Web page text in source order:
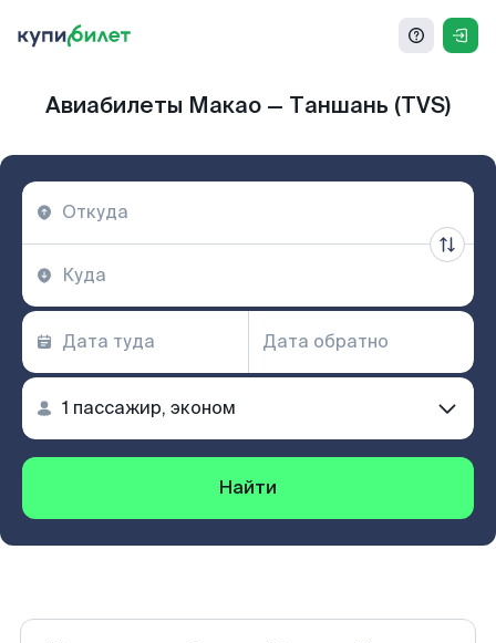
Авиабилеты Макао — Таншань (TVS)
Найти